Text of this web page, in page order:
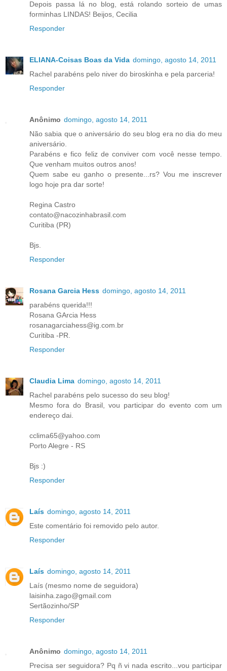
Depois passa lá no blog, está rolando sorteio de umas
forminhas LINDAS! Beijos, Cecilia
Responder
ELIANA-Coisas Boas da Vida domingo, agosto 14, 2011
Rachel parabéns pelo niver do biroskinha e pela parceria!
Responder
Anônimo domingo, agosto 14, 2011
Não sabia que o aniversário do seu blog era no dia do meu
aniversário.
Parabéns e fico feliz de conviver com você nesse tempo.
Que venham muitos outros anos!
Quem sabe eu ganho o presente...rs? Vou me inscrever
logo hoje pra dar sorte!
Regina Castro
contato@nacozinhabrasil.com
Curitiba (PR)
Bjs.
Responder
Rosana Garcia Hess domingo, agosto 14, 2011
parabéns querida!!!
Rosana GArcia Hess
rosanagarciahess@ig.com.br
Curitiba -PR.
Responder
Claudia Lima domingo, agosto 14, 2011
Rachel parabéns pelo sucesso do seu blog!
Mesmo fora do Brasil, vou participar do evento com um
endereço dai.
cclima65@yahoo.com
Porto Alegre - RS
Bjs :)
Responder
Laís domingo, agosto 14, 2011
Este comentário foi removido pelo autor.
Responder
Laís domingo, agosto 14, 2011
Laís (mesmo nome de seguidora)
laisinha.zago@gmail.com
Sertãozinho/SP
Responder
Anônimo domingo, agosto 14, 2011
Precisa ser seguidora? Pq ñ vi nada escrito...vou participar